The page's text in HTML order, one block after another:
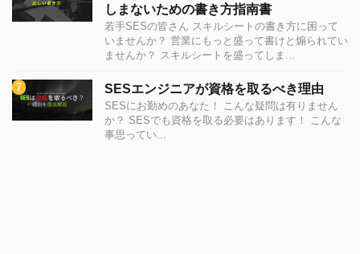
しまないための書き方指南書
若手SESの皆さん スキルシートの書き方に困って
いませんか？ 営業にもっと盛って書けと煽られてい
ませんか？ スキルシートを盛ってしま...
SESエンジニアが資格を取るべき理由
SESにお勤めのあなた！ こんな疑問は有りません
か？ SESでも資格を取る必要はあります！ こんな
事思ってい...